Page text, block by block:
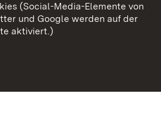
Cookies
(Social-Media-Elemente von
und Google werden auf der
aktiviert.)